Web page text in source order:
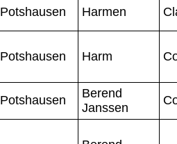
Potshausen Harmen
Potshausen Harm
Potshausen
Berend
Janssen